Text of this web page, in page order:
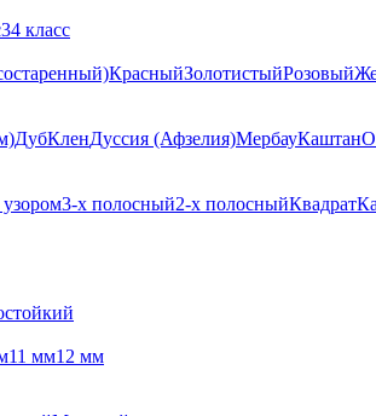
34 класс
КрасныйЗолотистыйРозовый
ДубКленДуссия (Афзелия)МербауКаштан
3-х полосный2-х полосныйКвадрат
11 мм12 мм